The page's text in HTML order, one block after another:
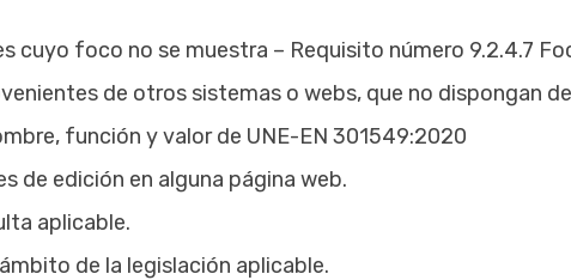
cuyo foco no se muestra – Requisito número 9.2.4.7
de otros sistemas o webs, que no dispongan
función y valor de UNE-EN 301549:2020
de edición en alguna página web.
aplicable.
de la legislación aplicable.